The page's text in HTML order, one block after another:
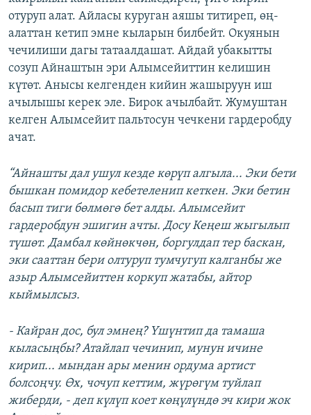
отуруп алат. Айласы куруган аяшы титиреп, өң-
алаттан кетип эмне кыларын билбейт. Окуянын
чечилиши дагы татаалдашат. Айдай убакытты
созуп Айнаштын эри Алымсейиттин келишин
күтөт. Анысы келгенден кийин жашыруун иш
ачылышы керек эле. Бирок ачылбайт. Жумуштан
келген Алымсейит пальтосун чечкени гардеробду
ачат.
“Айнашты дал ушул кезде көрүп алгыла... Эки бети
бышкан помидор кебетеленип кеткен. Эки бетин
басып тиги бөлмөгө бет алды. Алымсейит
гардеробдун эшигин ачты. Досу Кеңеш жыгылып
түшөт. Дамбал көйнөкчөн, боргулдап тер баскан,
эки сааттан бери олтуруп тумчугуп калганбы же
азыр Алымсейиттен коркуп жатабы, айтор
кыймылсыз.
- Кайран дос, бул эмнең? Үшүнтип да тамаша
кыласыңбы? Атайлап чечинип, мунун ичине
кирип... мындан ары менин ордума артист
болсоңчу. Өх, чочуп кеттим, жүрөгүм туйлап
жиберди, - деп күлүп коет көңүлүндө эч кири жок